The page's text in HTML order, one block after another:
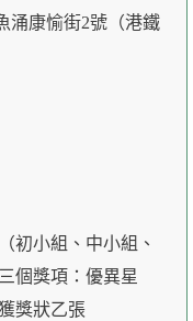
涌康愉街2號（港鐵
初小組、中小組、
個獎項：優異星
獎狀乙張